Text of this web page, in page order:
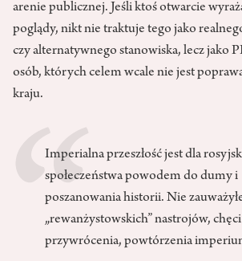
arenie publicznej. Jeśli ktoś otwarcie
poglądy, nikt nie traktuje tego jako
czy alternatywnego stanowiska, lecz jako
osób, których celem wcale nie jest
kraju.
Imperialna przeszłość jest dla
społeczeństwa powodem do dumy i
poszanowania historii. Nie
„rewanżystowskich” nastrojów,
przywrócenia, powtórzenia